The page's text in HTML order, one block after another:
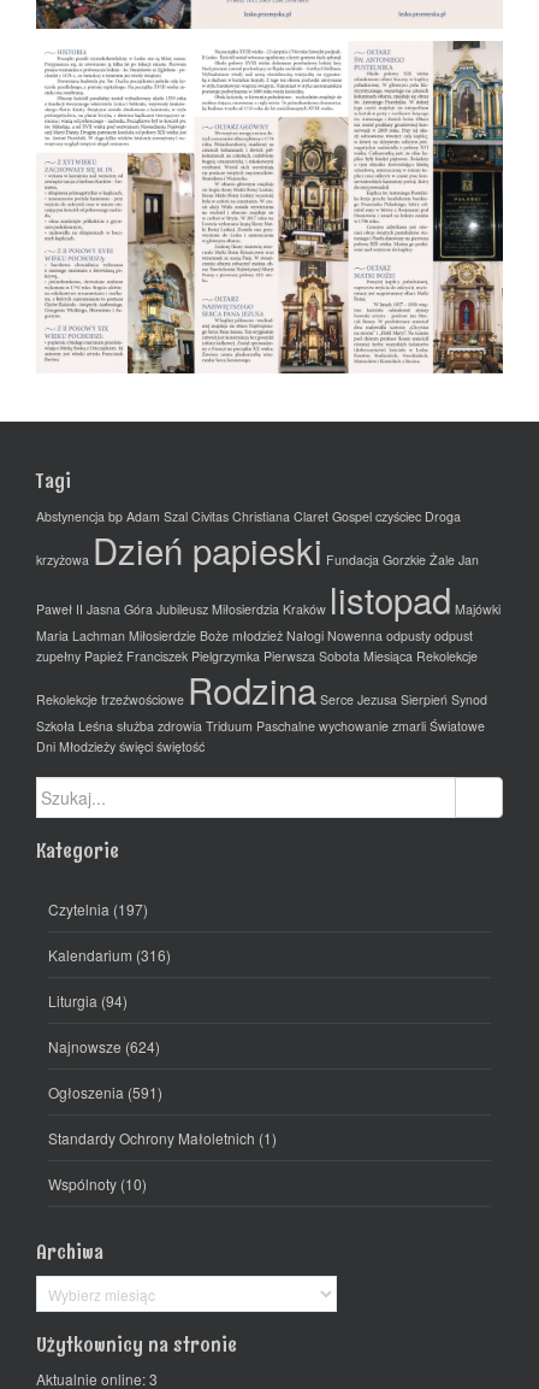
Tagi
Abstynencja bp Adam Szal Civitas Christiana Claret Gospel czyściec Droga
krzyżowa Dzień papieski Fundacja Gorzkie Żale Jan
Paweł II Jasna Góra Jubileusz Miłosierdzia Kraków listopad Majówki
Maria Lachman Miłosierdzie Boże młodzież Nałogi Nowenna odpusty odpust
zupełny Papież Franciszek Pielgrzymka Pierwsza Sobota Miesiąca Rekolekcje
Rekolekcje trzeźwościowe Rodzina Serce Jezusa Sierpień Synod
Szkoła Leśna służba zdrowia Triduum Paschalne wychowanie zmarli Światowe
Dni Młodzieży święci świętość
Szukaj:
Kategorie
Czytelnia (197)
Kalendarium (316)
Liturgia (94)
Najnowsze (624)
Ogłoszenia (591)
Standardy Ochrony Małoletnich (1)
Wspólnoty (10)
Archiwa
Użytkownicy na stronie
Aktualnie online: 3